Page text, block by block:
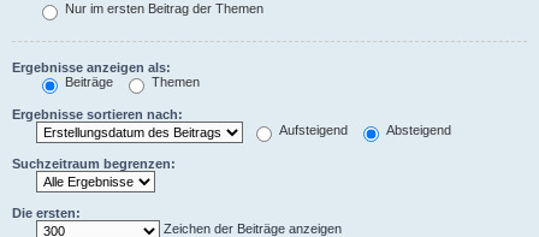
Nur im ersten Beitrag der Themen
Ergebnisse anzeigen als:
Beiträge
Themen
Ergebnisse sortieren nach:
Aufsteigend
Absteigend
Suchzeitraum begrenzen:
Die ersten:
Zeichen der Beiträge anzeigen